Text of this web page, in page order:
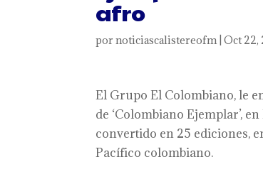
afro
pornoticiascalistereofm|Oct 22,
El Grupo El Colombiano, le
de ‘Colombiano Ejemplar’,
convertido en 25 ediciones,
Pacífico colombiano.